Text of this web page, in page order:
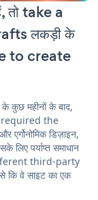
तो take a
लकड़ी के
to create
कुछ महीनों के बाद,
required the
डिज़ाइन,
पर्याप्त समाधान
third-party
कि वे साइट का एक